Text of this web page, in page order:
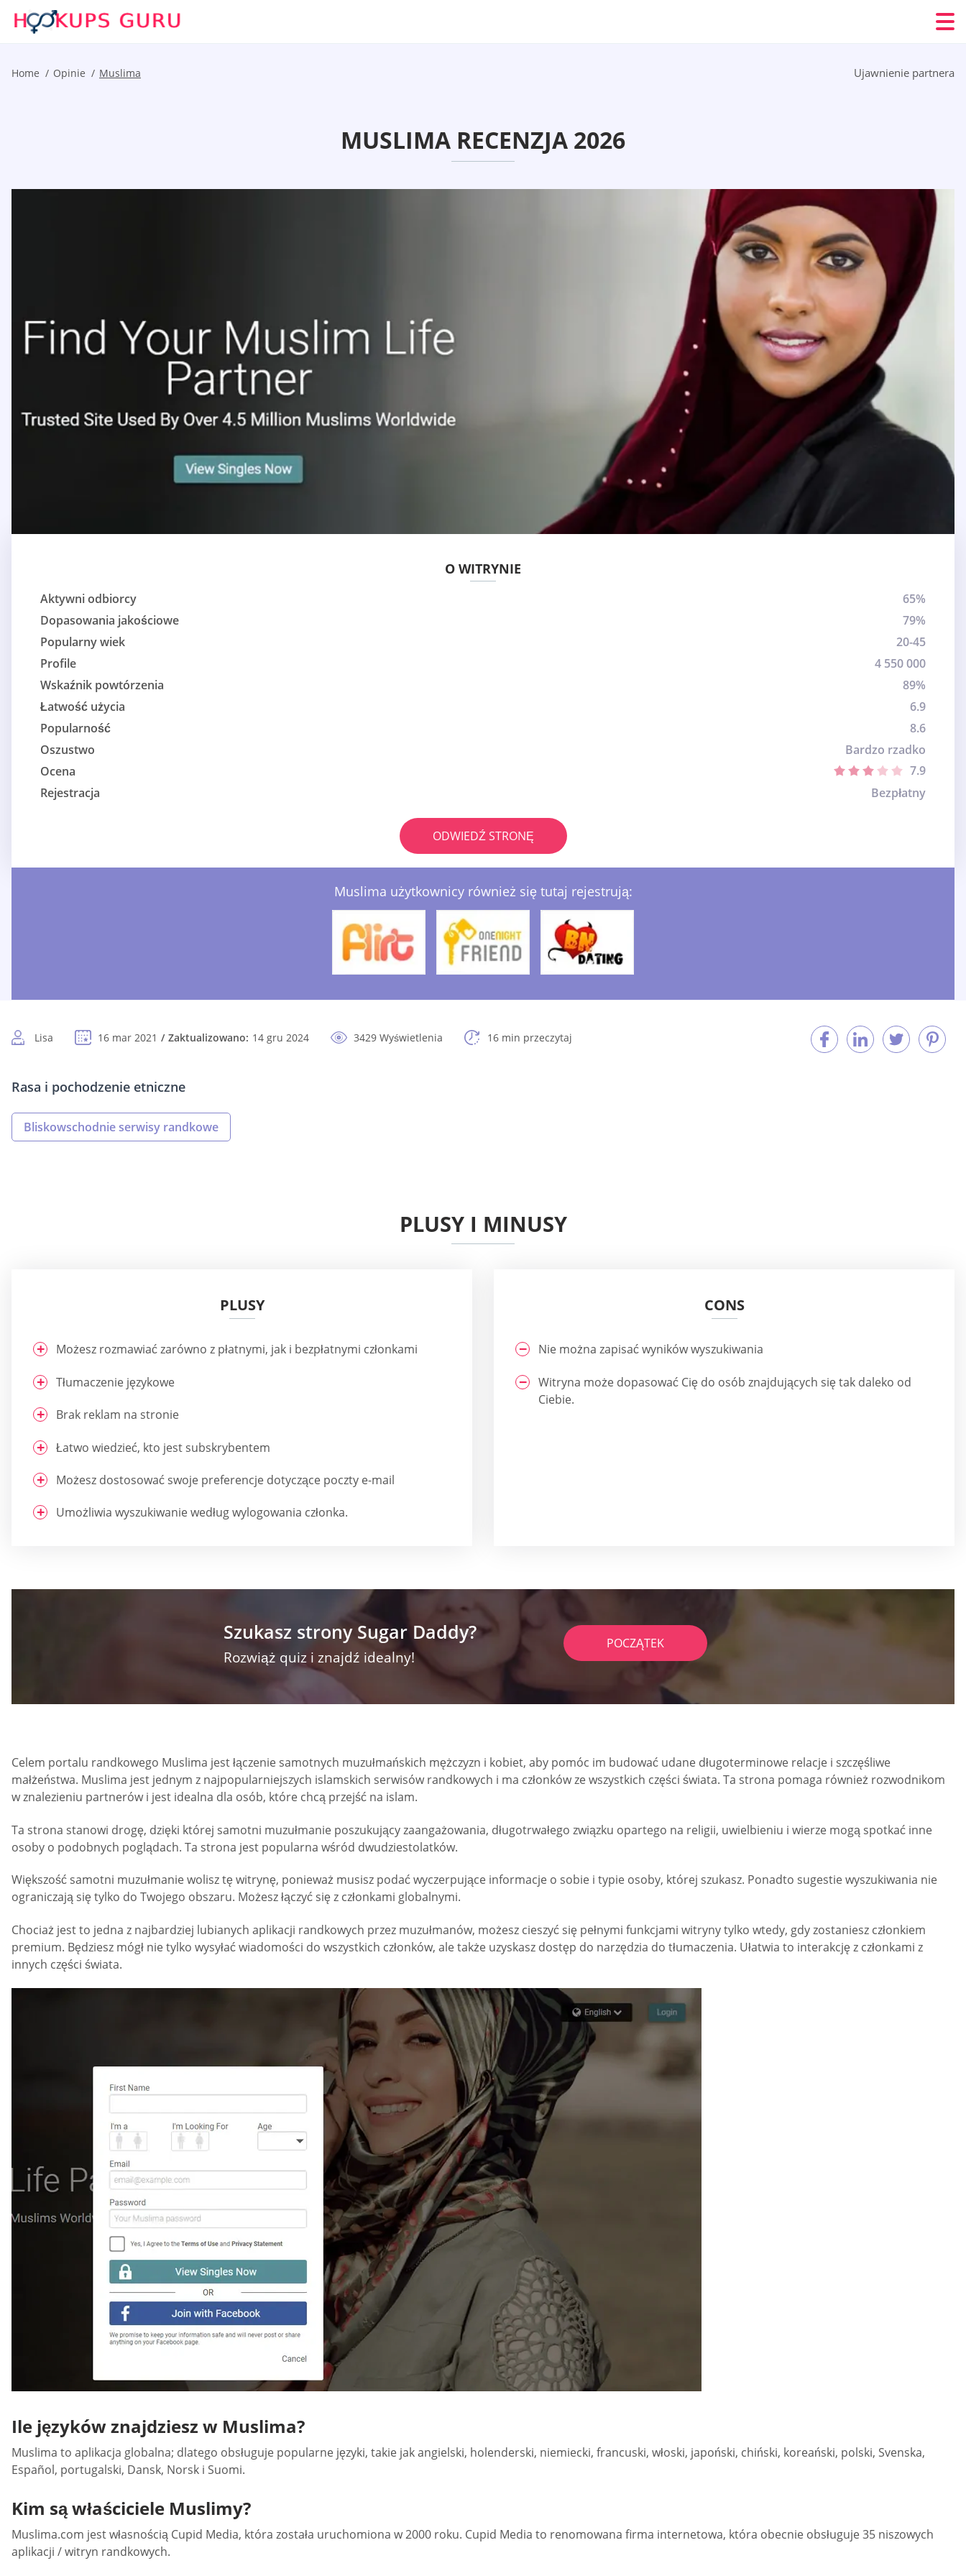
Home Opinie Muslima Ujawnienie partnera
MUSLIMA RECENZJA 2026
O WITRYNIE
Aktywni odbiorcy
65%
Dopasowania jakościowe
79%
Popularny wiek
20-45
Profile
4 550 000
Wskaźnik powtórzenia
89%
Łatwość użycia
6.9
Popularność
8.6
Oszustwo
Bardzo rzadko
Ocena
7.9
Rejestracja
Bezpłatny
ODWIEDŹ STRONĘ
Muslima użytkownicy również się tutaj rejestrują:
Lisa 16 mar 2021 Zaktualizowano: 14 gru 2024 3429 Wyświetlenia 16 min przeczytaj
Rasa i pochodzenie etniczne
Bliskowschodnie serwisy randkowe
PLUSY I MINUSY
PLUSY
Możesz rozmawiać zarówno z płatnymi, jak i bezpłatnymi członkami
Tłumaczenie językowe
Brak reklam na stronie
Łatwo wiedzieć, kto jest subskrybentem
Możesz dostosować swoje preferencje dotyczące poczty e-mail
Umożliwia wyszukiwanie według wylogowania członka.
CONS
Nie można zapisać wyników wyszukiwania
Witryna może dopasować Cię do osób znajdujących się tak daleko od
Ciebie.
Szukasz strony Sugar Daddy?
Rozwiąż quiz i znajdź idealny!
POCZĄTEK
Celem portalu randkowego Muslima jest łączenie samotnych muzułmańskich mężczyzn i kobiet, aby pomóc im budować udane długoterminowe relacje i szczęśliwe
małżeństwa. Muslima jest jednym z najpopularniejszych islamskich serwisów randkowych i ma członków ze wszystkich części świata. Ta strona pomaga również rozwodnikom
w znalezieniu partnerów i jest idealna dla osób, które chcą przejść na islam.
Ta strona stanowi drogę, dzięki której samotni muzułmanie poszukujący zaangażowania, długotrwałego związku opartego na religii, uwielbieniu i wierze mogą spotkać inne
osoby o podobnych poglądach. Ta strona jest popularna wśród dwudziestolatków.
Większość samotni muzułmanie wolisz tę witrynę, ponieważ musisz podać wyczerpujące informacje o sobie i typie osoby, której szukasz. Ponadto sugestie wyszukiwania nie
ograniczają się tylko do Twojego obszaru. Możesz łączyć się z członkami globalnymi.
Chociaż jest to jedna z najbardziej lubianych aplikacji randkowych przez muzułmanów, możesz cieszyć się pełnymi funkcjami witryny tylko wtedy, gdy zostaniesz członkiem
premium. Będziesz mógł nie tylko wysyłać wiadomości do wszystkich członków, ale także uzyskasz dostęp do narzędzia do tłumaczenia. Ułatwia to interakcję z członkami z
innych części świata.
Ile języków znajdziesz w Muslima?
Muslima to aplikacja globalna; dlatego obsługuje popularne języki, takie jak angielski, holenderski, niemiecki, francuski, włoski, japoński, chiński, koreański, polski, Svenska,
Español, portugalski, Dansk, Norsk i Suomi.
Kim są właściciele Muslimy?
Muslima.com jest własnością Cupid Media, która została uruchomiona w 2000 roku. Cupid Media to renomowana firma internetowa, która obecnie obsługuje 35 niszowych
aplikacji / witryn randkowych.